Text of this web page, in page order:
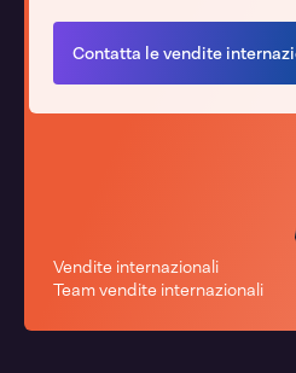
Contatta le vendite
Vendite internazionali
Team vendite internazionali